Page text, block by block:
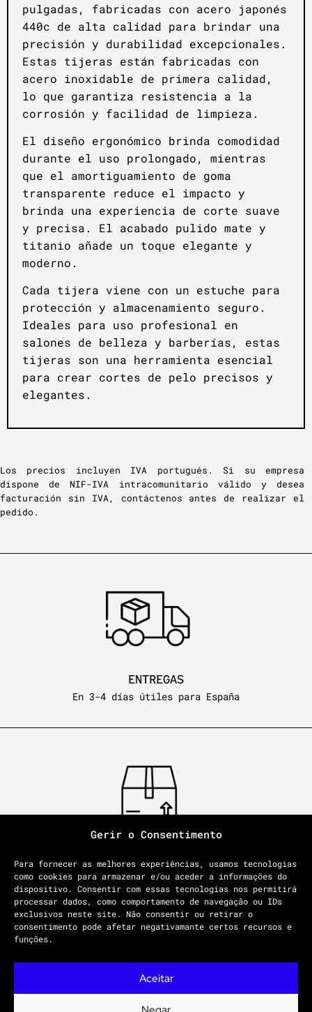
Gerir o Consentimento
Para fornecer as melhores experiências, usamos tecnologias
como cookies para armazenar e/ou aceder a informações do
dispositivo. Consentir com essas tecnologias nos permitirá
processar dados, como comportamento de navegação ou IDs
exclusivos neste site. Não consentir ou retirar o
consentimento pode afetar negativamante certos recursos e
funções.
Aceitar
pulgadas, fabricadas con acero japonés
440c de alta calidad para brindar una
precisión y durabilidad excepcionales.
Estas tijeras están fabricadas con
acero inoxidable de primera calidad,
lo que garantiza resistencia a la
corrosión y facilidad de limpieza.
El diseño ergonómico brinda comodidad
durante el uso prolongado, mientras
que el amortiguamiento de goma
transparente reduce el impacto y
brinda una experiencia de corte suave
y precisa. El acabado pulido mate y
titanio añade un toque elegante y
moderno.
Cada tijera viene con un estuche para
protección y almacenamiento seguro.
Ideales para uso profesional en
salones de belleza y barberías, estas
tijeras son una herramienta esencial
para crear cortes de pelo precisos y
elegantes.
Los precios incluyen IVA portugués. Si su empresa
dispone de NIF-IVA intracomunitario válido y desea
facturación sin IVA, contáctenos antes de realizar el
pedido.
ENTREGAS
En 3-4 días útiles para España
En compras superiores a 100€, en caso contrario tienen
un costo de 10€
POLÍTICA DE PRIVACIDAD CONDICIONES GENERALES LIBRO DE RECLAMACIONES